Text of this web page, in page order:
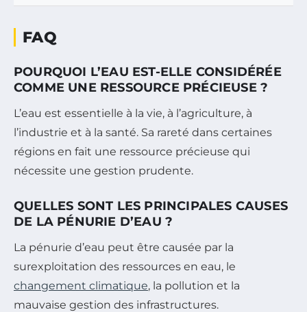
FAQ
POURQUOI L’EAU EST-ELLE CONSIDÉRÉE
COMME UNE RESSOURCE PRÉCIEUSE ?
L’eau est essentielle à la vie, à l’agriculture, à
l’industrie et à la santé. Sa rareté dans certaines
régions en fait une ressource précieuse qui
nécessite une gestion prudente.
QUELLES SONT LES PRINCIPALES CAUSES
DE LA PÉNURIE D’EAU ?
La pénurie d’eau peut être causée par la
surexploitation des ressources en eau, le
changement climatique, la pollution et la
mauvaise gestion des infrastructures.